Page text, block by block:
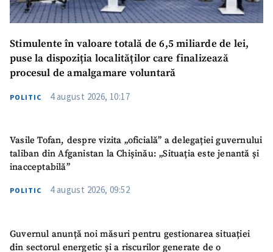
Stimulente în valoare totală de 6,5 miliarde de lei,
puse la dispoziția localităților care finalizează
procesul de amalgamare voluntară
POLITIC 4 august 2026, 10:17
Vasile Tofan, despre vizita „oficială” a delegației guvernului
taliban din Afganistan la Chișinău: „Situația este jenantă și
inacceptabilă”
POLITIC 4 august 2026, 09:52
Guvernul anunță noi măsuri pentru gestionarea situației
din sectorul energetic și a riscurilor generate de o